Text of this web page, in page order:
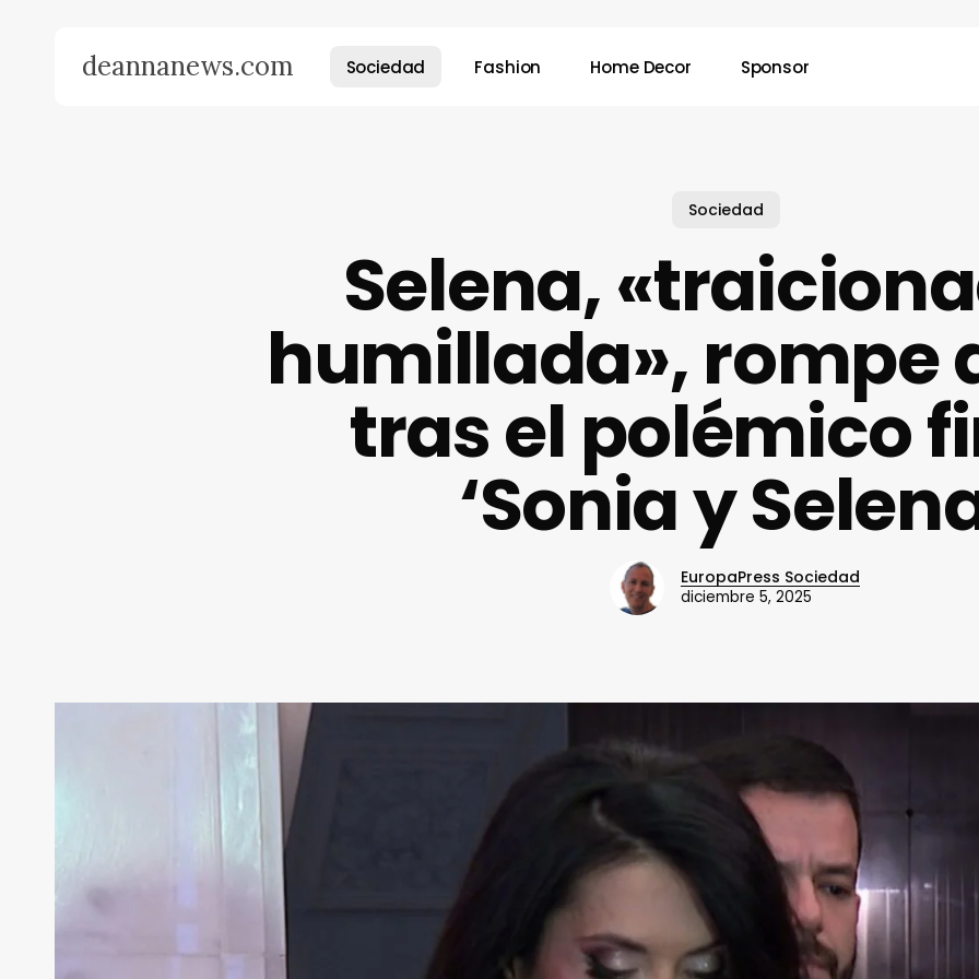
deannanews.com Sociedad Fashion Home Decor Sponsor
Sociedad
Selena,
humillada», rompe
tras el polémico
‘Sonia y
EuropaPress Sociedad
diciembre 5, 2025